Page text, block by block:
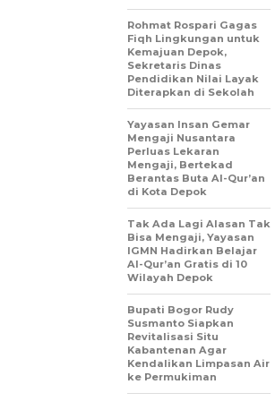
Rohmat Rospari Gagas
Fiqh Lingkungan untuk
Kemajuan Depok,
Sekretaris Dinas
Pendidikan Nilai Layak
Diterapkan di Sekolah
Yayasan Insan Gemar
Mengaji Nusantara
Perluas Lekaran
Mengaji, Bertekad
Berantas Buta Al-Qur’an
di Kota Depok
Tak Ada Lagi Alasan Tak
Bisa Mengaji, Yayasan
IGMN Hadirkan Belajar
Al-Qur’an Gratis di 10
Wilayah Depok
Bupati Bogor Rudy
Susmanto Siapkan
Revitalisasi Situ
Kabantenan Agar
Kendalikan Limpasan Air
ke Permukiman